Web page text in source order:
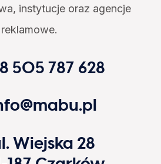
instytucje oraz agencje
reklamowe.
505 787 628
Wiejska 28